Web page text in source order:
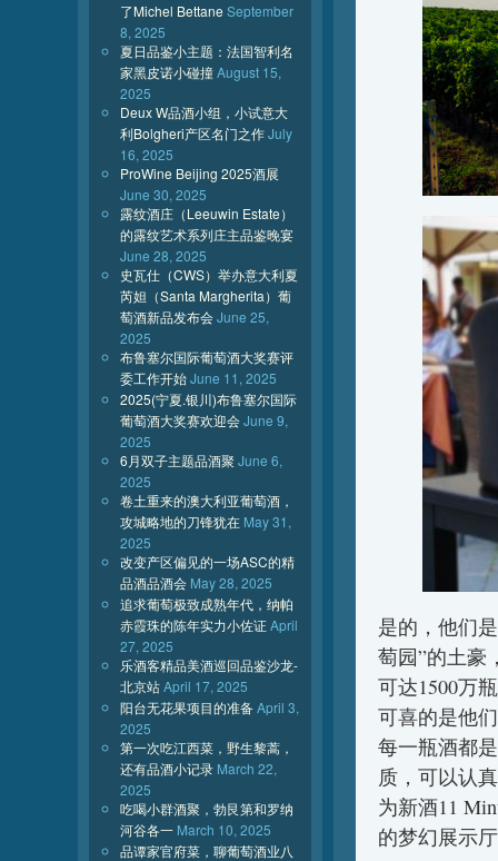
是的，他们
萄园”的土豪
可达1500万
可喜的是他
每一瓶酒都
质，可以认
为新酒11
的梦幻展示
了Michel Bettane September
8, 2025
夏日品鉴小主题：法国智利名
家黑皮诺小碰撞August 15,
2025
Deux W品酒小组，小试意大
利Bolgheri产区名门之作July
16, 2025
ProWine Beijing 2025酒展
June 30, 2025
露纹酒庄（Leeuwin Estate）
的露纹艺术系列庄主品鉴晚宴
June 28, 2025
史瓦仕（CWS）举办意大利夏
芮妲（Santa Margherita）葡
萄酒新品发布会June 25,
2025
布鲁塞尔国际葡萄酒大奖赛评
委工作开始June 11, 2025
2025(宁夏.银川)布鲁塞尔国际
葡萄酒大奖赛欢迎会June 9,
2025
6月双子主题品酒聚 June 6,
2025
卷土重来的澳大利亚葡萄酒，
攻城略地的刀锋犹在 May 31,
2025
改变产区偏见的一场ASC的精
品酒品酒会 May 28, 2025
追求葡萄极致成熟年代，纳帕
赤霞珠的陈年实力小佐证April
27, 2025
乐酒客精品美酒巡回品鉴沙龙-
北京站April 17, 2025
阳台无花果项目的准备April 3,
2025
第一次吃江西菜，野生黎蒿，
还有品酒小记录 March 22,
2025
吃喝小群酒聚，勃艮第和罗纳
河谷各一 March 10, 2025
品谭家官府菜，聊葡萄酒业八